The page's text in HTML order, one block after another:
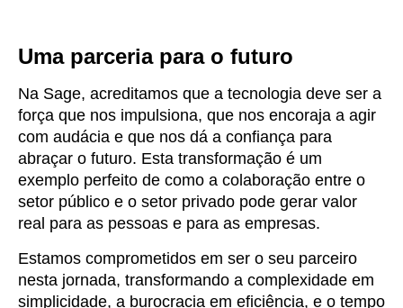
Uma parceria para o futuro
Na Sage, acreditamos que a tecnologia deve ser a
força que nos impulsiona, que nos encoraja a agir
com audácia e que nos dá a confiança para
abraçar o futuro. Esta transformação é um
exemplo perfeito de como a colaboração entre o
setor público e o setor privado pode gerar valor
real para as pessoas e para as empresas.
Estamos comprometidos em ser o seu parceiro
nesta jornada, transformando a complexidade em
simplicidade, a burocracia em eficiência, e o tempo